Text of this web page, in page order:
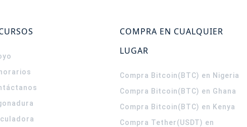
COMPRA EN CUALQUIER
LUGAR
Compra Bitcoin(BTC) en Nigeria
Compra Bitcoin(BTC) en Ghana
Compra Bitcoin(BTC) en Kenya
Compra Tether(USDT) en